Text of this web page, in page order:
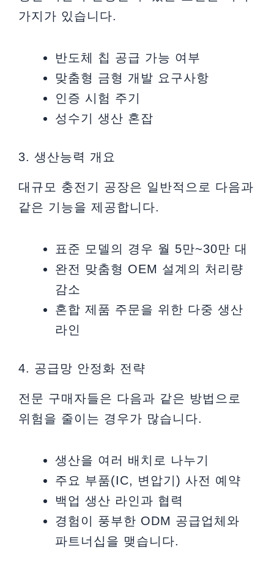
가지가 있습니다.
반도체 칩 공급 가능 여부
맞춤형 금형 개발 요구사항
인증 시험 주기
성수기 생산 혼잡
3. 생산능력 개요
대규모 충전기 공장은 일반적으로 다음과
같은 기능을 제공합니다.
표준 모델의 경우 월 5만~30만 대
완전 맞춤형 OEM 설계의 처리량
감소
혼합 제품 주문을 위한 다중 생산
라인
4. 공급망 안정화 전략
전문 구매자들은 다음과 같은 방법으로
위험을 줄이는 경우가 많습니다.
생산을 여러 배치로 나누기
주요 부품(IC, 변압기) 사전 예약
백업 생산 라인과 협력
경험이 풍부한 ODM 공급업체와
파트너십을 맺습니다.